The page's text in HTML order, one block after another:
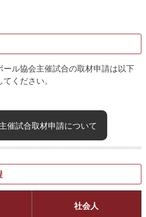
ール協会主催試合の取材申請は以下
ください。
催試合取材申請について
社会人